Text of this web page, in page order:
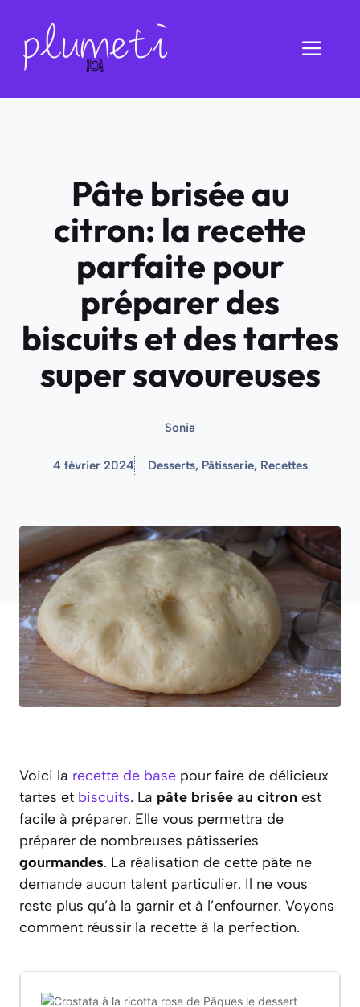
contenu
Pâte brisée au
citron: la recette
parfaite pour
préparer des
biscuits et des tartes
super savoureuses
Sonia
4 février 2024 Desserts, Pâtisserie, Recettes
Voici la recette de base pour faire de délicieux
tartes et biscuits. La pâte brisée au citron est
facile à préparer. Elle vous permettra de
préparer de nombreuses pâtisseries
gourmandes. La réalisation de cette pâte ne
demande aucun talent particulier. Il ne vous
reste plus qu’à la garnir et à l’enfourner. Voyons
comment réussir la recette à la perfection.